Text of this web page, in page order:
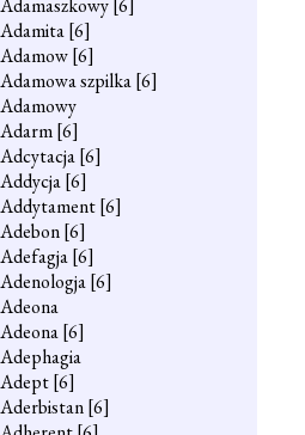
Adamaszkowy[6]
Adamita[6]
Adamow[6]
Adamowa szpilka[6]
Adamowy
Adarm[6]
Adcytacja[6]
Addycja[6]
Addytament[6]
Adebon[6]
Adefagja[6]
Adenologja[6]
Adeona
Adeona[6]
Adephagia
Adept[6]
Aderbistan[6]